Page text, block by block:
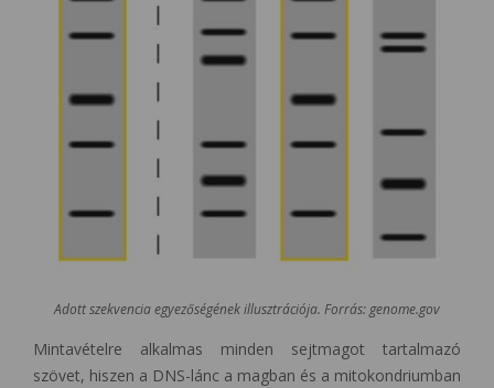
Adott szekvencia egyezőségének illusztrációja. Forrás: genome.gov
Mintavételre alkalmas minden sejtmagot tartalmazó
szövet, hiszen a DNS-lánc a magban és a mitokondriumban